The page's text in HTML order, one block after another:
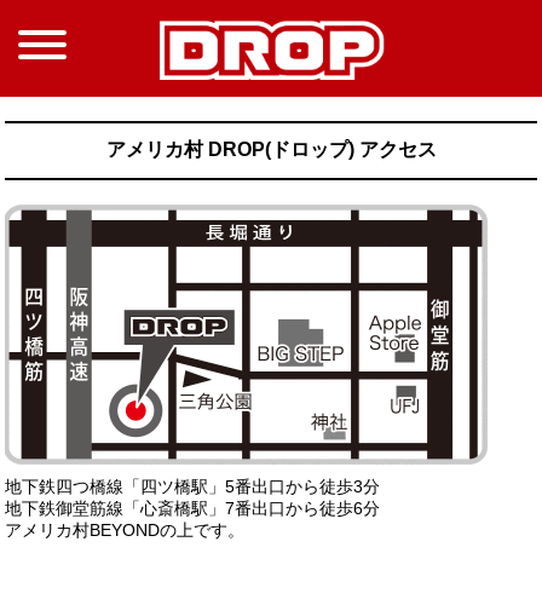
アメリカ村 DROP(ドロップ) アクセス
地下鉄四つ橋線「四ツ橋駅」5番出口から徒歩3分
地下鉄御堂筋線「心斎橋駅」7番出口から徒歩6分
アメリカ村BEYONDの上です。